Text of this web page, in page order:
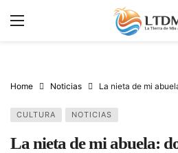
Home Noticias La nieta de mi
CULTURA NOTICIAS
La nieta de mi abuela: